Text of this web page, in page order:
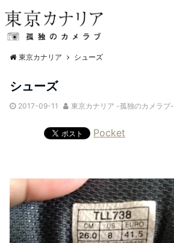
東京カナリア シューズ
シューズ
2017-09-11 東京カナリア -孤独のカメラブ-
Pocket